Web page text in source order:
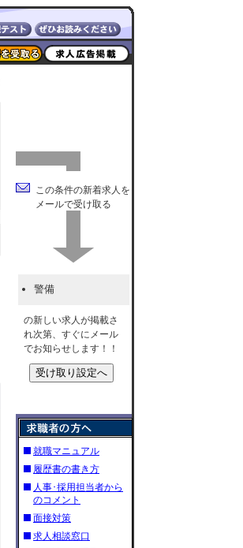
この条件の新着求人を
メールで受け取る
警備
の新しい求人が掲載さ
れ次第、すぐにメール
でお知らせします！！
就職マニュアル
履歴書の書き方
人事･採用担当者から
のコメント
面接対策
求人相談窓口